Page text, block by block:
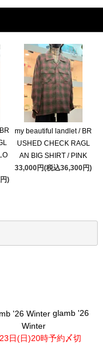
)
my beautiful landlet / BR
USHED CHECK RAGL
AN BIG SHIRT / PINK
33,000円(税込36,300円)
glamb '26
Winter
日(日)20時予約〆切